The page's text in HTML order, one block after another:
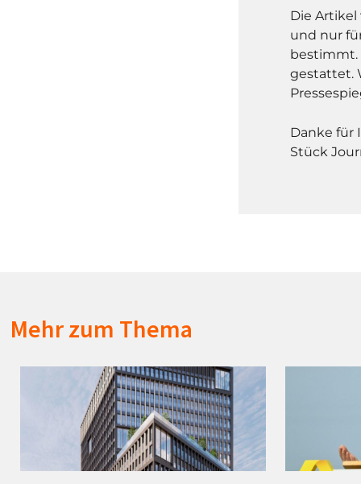
Die
und nur
bestimmt.
gestattet.
Danke für
Stück
Mehr zum Thema